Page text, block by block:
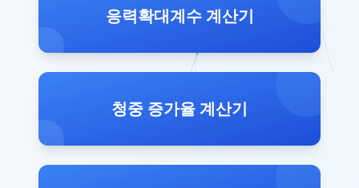
응력확대계수 계산기
청중 증가율 계산기